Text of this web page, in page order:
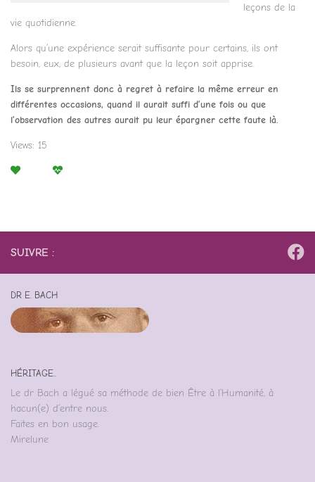
leçons de la
vie quotidienne.
Alors qu’une expérience serait suffisante pour certains, ils ont
besoin, eux, de plusieurs avant que la leçon soit apprise.
Ils se surprennent donc à regret à refaire la même erreur en
différentes occasions, quand il aurait suffi d’une fois ou que
l’observation des autres aurait pu leur épargner cette faute là.
Views: 15
SUIVRE :
DR E. BACH
HÉRITAGE..
Le dr Bach a légué sa méthode de bien Être à l’Humanité, à
hacun(e) d’entre nous.
Faites en bon usage.
Mirelune